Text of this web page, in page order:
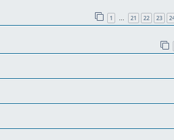
1 … 21 22 23